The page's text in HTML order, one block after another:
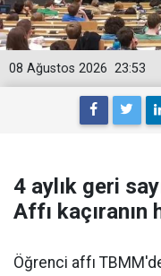
23:53
08 Ağustos 2026
4 aylık geri
Affı kaçıranın
Öğrenci affı